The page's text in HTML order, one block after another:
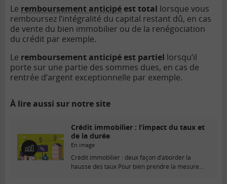
Le remboursement anticipé est total lorsque vous
remboursez l’intégralité du capital restant dû, en cas
de vente du bien immobilier ou de la renégociation
du crédit par exemple.
Le remboursement anticipé est partiel lorsqu’il
porte sur une partie des sommes dues, en cas de
rentrée d’argent exceptionnelle par exemple.
À lire aussi sur notre site
E
n
Crédit immobilier : l’impact du taux et
de la durée
En image
Crédit immobilier : deux façon d’aborder la
hausse des taux Pour bien prendre la mesure...